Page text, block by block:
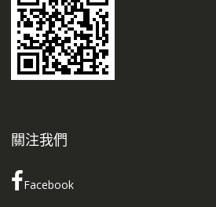
關注我們
Facebook